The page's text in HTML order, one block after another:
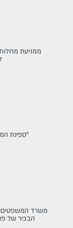
ממניעת
"ספינת
משרד המשפטים
הבכיר של